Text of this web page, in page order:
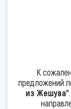
К
предложений
из Жешува"